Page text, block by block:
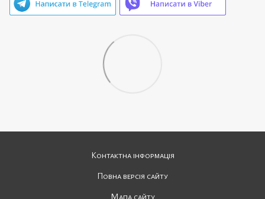
Контактна інформація
Повна версія сайту
Мапа сайту